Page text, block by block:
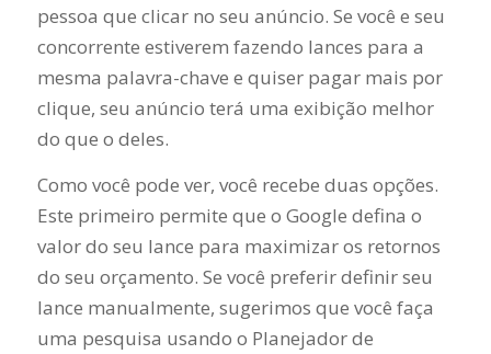
pessoa que clicar no seu anúncio. Se você e seu
concorrente estiverem fazendo lances para a
mesma palavra-chave e quiser pagar mais por
clique, seu anúncio terá uma exibição melhor
do que o deles.
Como você pode ver, você recebe duas opções.
Este primeiro permite que o Google defina o
valor do seu lance para maximizar os retornos
do seu orçamento. Se você preferir definir seu
lance manualmente, sugerimos que você faça
uma pesquisa usando o Planejador de